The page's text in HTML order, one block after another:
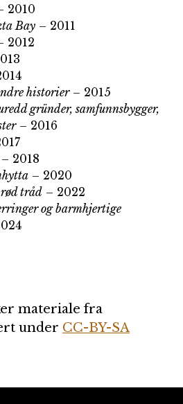
2010
Bay – 2011
2012
historier– 2015
gründer, samfunnsbygger,
– 2016
– 2018
– 2020
tråd – 2022
og barmhjertige
materiale fra
under CC-BY-SA